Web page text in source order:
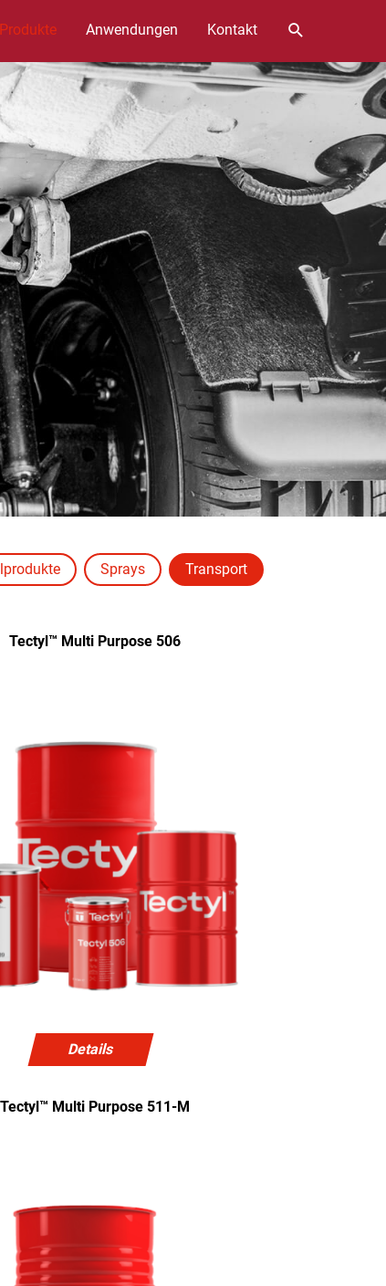
Produkte Anwendungen Kontakt Suchen
Sprays Transport
Tectyl™ Multi Purpose 506
Details
Tectyl™ Multi Purpose 511-M